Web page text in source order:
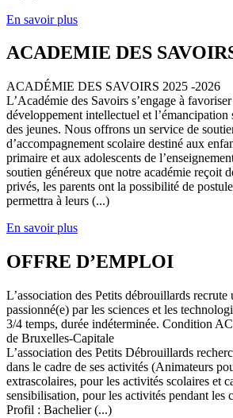
En savoir plus
ACADEMIE DES
ACADÉMIE DES SAVOIRS 2025 -2026
L’Académie des Savoirs s’engage à
développement intellectuel et l’émancipation
des jeunes. Nous offrons un service de
d’accompagnement scolaire destiné aux
primaire et aux adolescents de
soutien généreux que notre académie reçoit
privés, les parents ont la possibilité de
permettra à leurs (...)
En savoir plus
OFFRE D’EMPLOI
L’association des Petits débrouillards
passionné(e) par les sciences et les
3/4 temps, durée indéterminée. Condition
de Bruxelles-Capitale
L’association des Petits Débrouillards
dans le cadre de ses activités (Animateurs
extrascolaires, pour les activités scolaires et
sensibilisation, pour les activités pendant
Profil : Bachelier (...)